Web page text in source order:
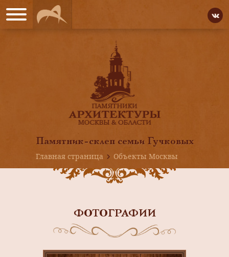
Памятник-склеп семьи Гучковых
Главная страница
Объекты Москвы
ФОТОГРАФИИ